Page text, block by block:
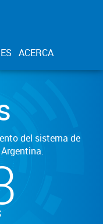
ACERCA
del sistema de